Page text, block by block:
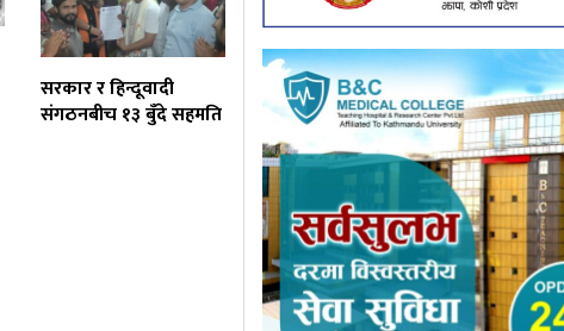
सरकार र हिन्दूवादी
संगठनबीच १३ बुँदे सहमति